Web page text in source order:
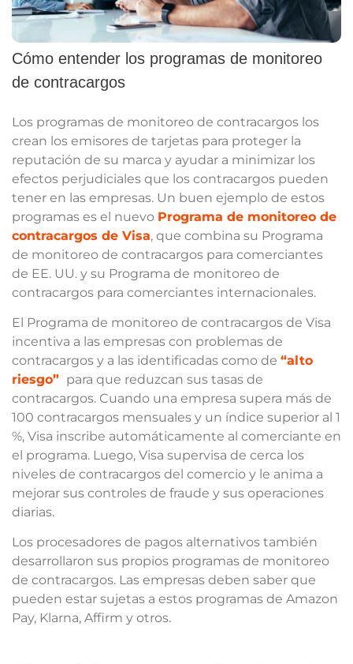
Cómo entender los programas de monitoreo
de contracargos
Los programas de monitoreo de contracargos los
crean los emisores de tarjetas para proteger la
reputación de su marca y ayudar a minimizar los
efectos perjudiciales que los contracargos pueden
tener en las empresas. Un buen ejemplo de estos
programas es el nuevo Programa de monitoreo de
contracargos de Visa, que combina su Programa
de monitoreo de contracargos para comerciantes
de EE. UU. y su Programa de monitoreo de
contracargos para comerciantes internacionales.
El Programa de monitoreo de contracargos de Visa
incentiva a las empresas con problemas de
contracargos y a las identificadas como de “alto
riesgo” para que reduzcan sus tasas de
contracargos. Cuando una empresa supera más de
100 contracargos mensuales y un índice superior al 1
%, Visa inscribe automáticamente al comerciante en
el programa. Luego, Visa supervisa de cerca los
niveles de contracargos del comercio y le anima a
mejorar sus controles de fraude y sus operaciones
diarias.
Los procesadores de pagos alternativos también
desarrollaron sus propios programas de monitoreo
de contracargos. Las empresas deben saber que
pueden estar sujetas a estos programas de Amazon
Pay, Klarna, Affirm y otros.